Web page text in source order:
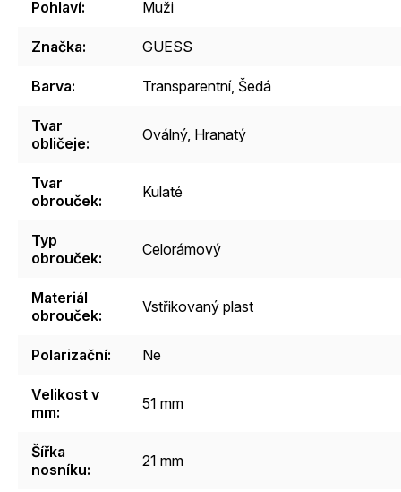
Pohlaví: Muži
Značka: GUESS
Barva: Transparentní, Šedá
Tvar
obličeje: Oválný, Hranatý
Tvar
obrouček: Kulaté
Typ
obrouček: Celorámový
Materiál
obrouček: Vstřikovaný plast
Polarizační: Ne
Velikost v
mm: 51 mm
Šířka
nosníku: 21 mm